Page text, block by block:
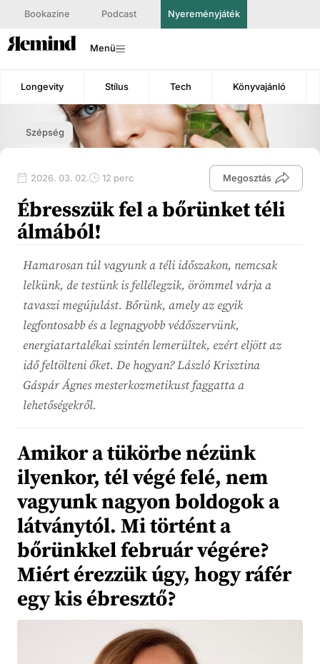
Bookazine Podcast Nyereményjáték
Menü
Longevity Stílus Tech Könyvajánló
Szépség
2026. 03. 02. 12 perc Megosztás
Ébresszük fel a bőrünket téli
álmából!
Hamarosan túl vagyunk a téli időszakon, nemcsak
lelkünk, de testünk is fellélegzik, örömmel várja a
tavaszi megújulást. Bőrünk, amely az egyik
legfontosabb és a legnagyobb védőszervünk,
energiatartalékai szintén lemerültek, ezért eljött az
idő feltölteni őket. De hogyan? László Krisztina
Gáspár Ágnes mesterkozmetikust faggatta a
lehetőségekről.
Amikor a tükörbe nézünk
ilyenkor, tél végé felé, nem
vagyunk nagyon boldogok a
látványtól. Mi történt a
bőrünkkel február végére?
Miért érezzük úgy, hogy ráfér
egy kis ébresztő?